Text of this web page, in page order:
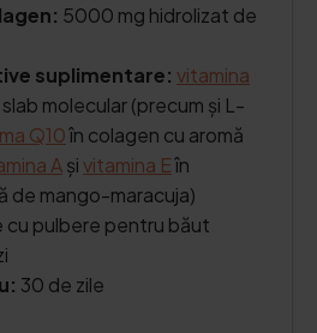
5000 mg hidrolizat de
suplimentare: vitamina
slab molecular (precum și L-
Q10în colagen cu aromă
Așivitamina Eîn
de mango-maracuja)
cu pulbere pentru băut
30 de zile